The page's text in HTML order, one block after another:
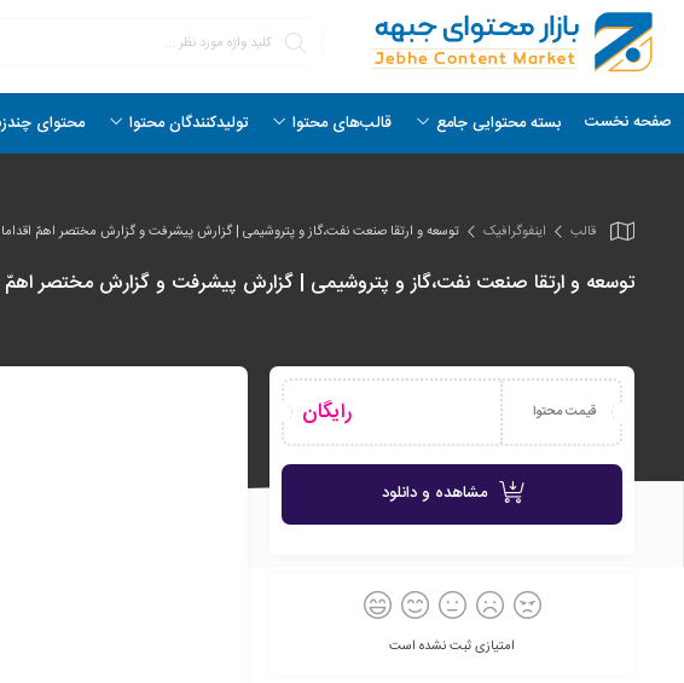
صفحه نخست بسته محتوایی جامع قالب‌های محتوا تولیدکنندگان محتوا محتوای
قالب اینفو‌گرافیک توسعه و ارتقا صنعت نفت،گاز و پتروشیمی | گزارش پیشرفت و گزارش مختصر اهمّ
توسعه و ارتقا صنعت نفت،گاز و پتروشیمی | گزارش پیشرفت و گزارش مختصر اهمّ
قیمت محتوا رایگان
مشاهده و دانلود
امتیازی ثبت نشده است